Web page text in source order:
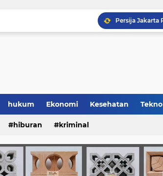
hukum Ekonomi Kesehatan Tekno
hiburan kriminal